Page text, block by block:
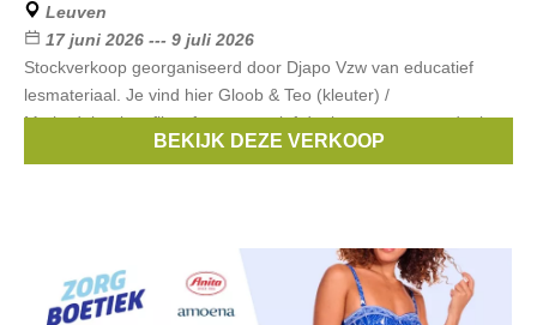
Leuven
17 juni 2026 --- 9 juli 2026
Stockverkoop georganiseerd door Djapo Vzw van educatief
lesmateriaal. Je vind hier Gloob & Teo (kleuter) /
Methodeboeken filosoferen, creatief denken en systeemdenken
/ Waterbundels / Aha JuniorBEKIJK DEZE VERKOOP